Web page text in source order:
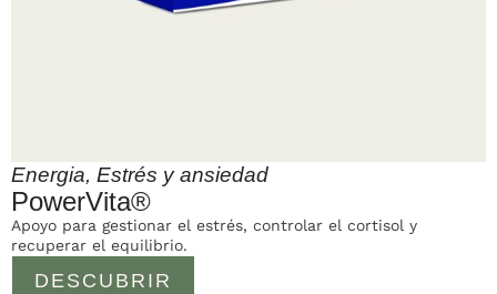
Energia, Estrés y ansiedad
PowerVita®
DESCUBRIR
Apoyo para gestionar el estrés, controlar el cortisol y
recuperar el equilibrio.